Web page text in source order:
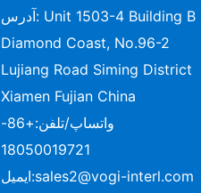
آدرس: Unit 1503-4 Building B
Diamond Coast, No.96-2
Lujiang Road Siming District
Xiamen Fujian China
واتساپ/تلفن:
+86-
18050019721
ایمیل:sales2@vogi-interl.com